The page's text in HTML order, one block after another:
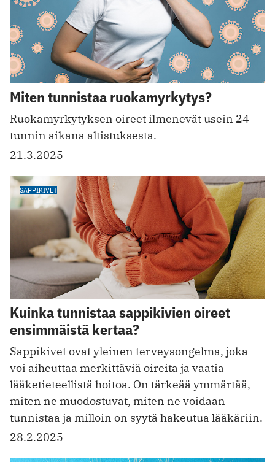
Miten tunnistaa ruokamyrkytys?
Ruokamyrkytyksen oireet ilmenevät usein 24
tunnin aikana altistuksesta.
21.3.2025
SAPPIKIVET
Kuinka tunnistaa sappikivien oireet
ensimmäistä kertaa?
Sappikivet ovat yleinen terveysongelma, joka
voi aiheuttaa merkittäviä oireita ja vaatia
lääketieteellistä hoitoa. On tärkeää ymmärtää,
miten ne muodostuvat, miten ne voidaan
tunnistaa ja milloin on syytä hakeutua lääkäriin.
28.2.2025